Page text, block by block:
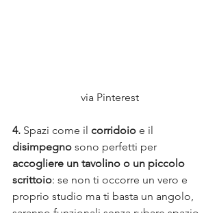
via Pinterest
4. Spazi come il corridoio e il
disimpegno sono perfetti per
accogliere un tavolino o un piccolo
scrittoio: se non ti occorre un vero e
proprio studio ma ti basta un angolo,